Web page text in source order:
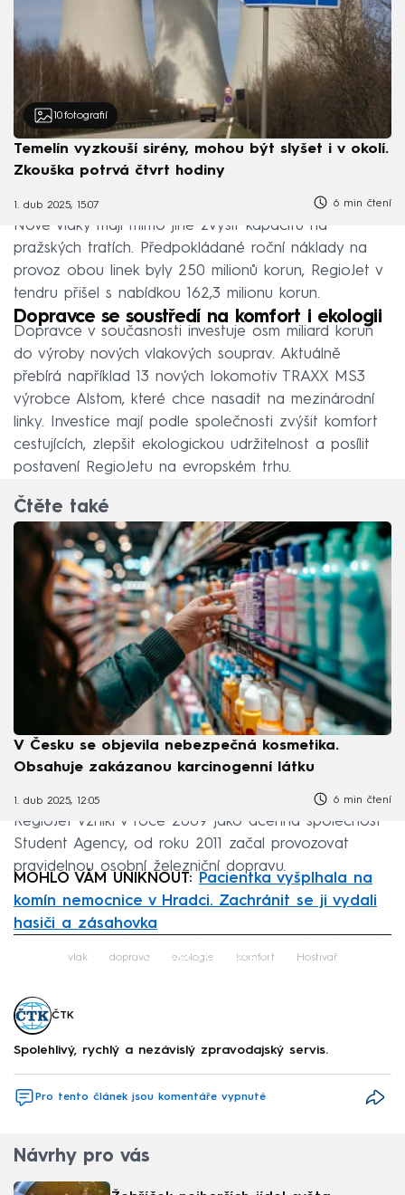
10 fotografií
Temelín vyzkouší sirény, mohou být slyšet i v okolí.
Zkouška potrvá čtvrt hodiny
1. dub 2025, 15:07 6 min čtení
Nové vlaky mají mimo jiné zvýšit kapacitu na
pražských tratích. Předpokládané roční náklady na
provoz obou linek byly 250 milionů korun, RegioJet v
tendru přišel s nabídkou 162,3 milionu korun.
Dopravce se soustředí na komfort i ekologii
Dopravce v současnosti investuje osm miliard korun
do výroby nových vlakových souprav. Aktuálně
přebírá například 13 nových lokomotiv TRAXX MS3
výrobce Alstom, které chce nasadit na mezinárodní
linky. Investice mají podle společnosti zvýšit komfort
cestujících, zlepšit ekologickou udržitelnost a posílit
postavení RegioJetu na evropském trhu.
Čtěte také
V Česku se objevila nebezpečná kosmetika.
Obsahuje zakázanou karcinogenní látku
1. dub 2025, 12:05 6 min čtení
RegioJet vznikl v roce 2009 jako dceřiná společnost
Student Agency, od roku 2011 začal provozovat
pravidelnou osobní železniční dopravu.
MOHLO VÁM UNIKNOUT:
Pacientka vyšplhala na
komín nemocnice v Hradci. Zachránit se ji vydali
hasiči a zásahovka
Failed to fetch
vlak doprava ekologie komfort Hostivař
ČTK
Spolehlivý, rychlý a nezávislý zpravodajský servis.
Pro tento článek jsou komentáře vypnuté
Návrhy pro vás